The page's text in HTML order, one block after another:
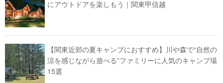
にアウトドアを楽しもう｜関東甲信越
【関東近郊の夏キャンプにおすすめ】川や森で“自然の
涼を感じながら遊べる”ファミリーに人気のキャンプ場
15選